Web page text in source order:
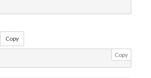
Copy
Copy